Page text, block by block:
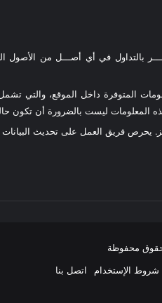
بالتداول في أي أصـــل من الأصول
المتوفرة داخل الموقع، والتي تشمل
المعلومات ليست بالضرورة أن تكون
يحرص فريق العمل على تحديث
شروط الإستخدام
اتصل بنا